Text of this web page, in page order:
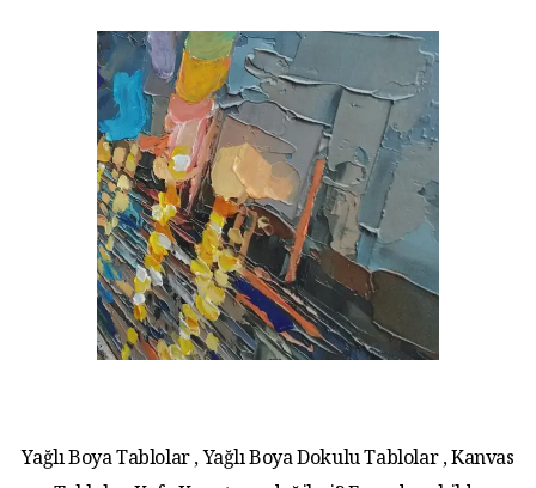
Yağlı Boya Tablolar , Yağlı Boya Dokulu Tablolar , Kanvas